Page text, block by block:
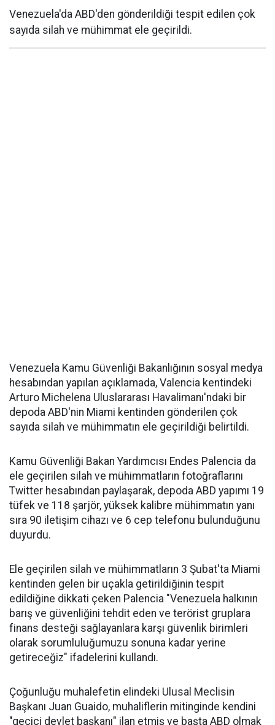
Venezuela'da ABD'den gönderildiği tespit edilen çok
sayıda silah ve mühimmat ele geçirildi.
Venezuela Kamu Güvenliği Bakanlığının sosyal medya
hesabından yapılan açıklamada, Valencia kentindeki
Arturo Michelena Uluslararası Havalimanı'ndaki bir
depoda ABD'nin Miami kentinden gönderilen çok
sayıda silah ve mühimmatın ele geçirildiği belirtildi.
Kamu Güvenliği Bakan Yardımcısı Endes Palencia da
ele geçirilen silah ve mühimmatların fotoğraflarını
Twitter hesabından paylaşarak, depoda ABD yapımı 19
tüfek ve 118 şarjör, yüksek kalibre mühimmatın yanı
sıra 90 iletişim cihazı ve 6 cep telefonu bulunduğunu
duyurdu.
Ele geçirilen silah ve mühimmatların 3 Şubat'ta Miami
kentinden gelen bir uçakla getirildiğinin tespit
edildiğine dikkati çeken Palencia "Venezuela halkının
barış ve güvenliğini tehdit eden ve terörist gruplara
finans desteği sağlayanlara karşı güvenlik birimleri
olarak sorumluluğumuzu sonuna kadar yerine
getireceğiz" ifadelerini kullandı.
Çoğunluğu muhalefetin elindeki Ulusal Meclisin
Başkanı Juan Guaido, muhaliflerin mitinginde kendini
"geçici devlet başkanı" ilan etmiş ve başta ABD olmak